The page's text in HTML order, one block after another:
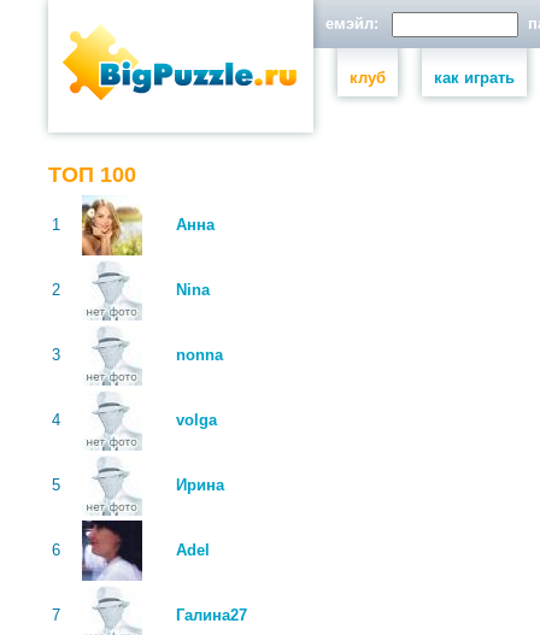
емэйл:
клуб как играть
ТОП 100
1 Анна
2 Nina
3 nonna
4 volga
5 Ирина
6 Adel
7 Галина27